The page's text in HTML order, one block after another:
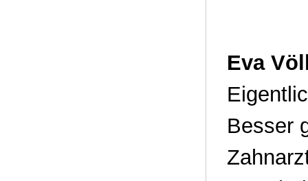
Eva
Besser